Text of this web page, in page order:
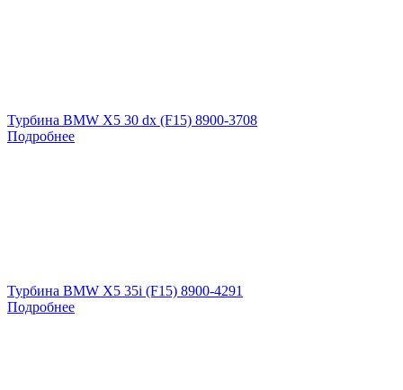
Турбина BMW X5 30 dx (F15) 8900-3708
Подробнее
Турбина BMW X5 35i (F15) 8900-4291
Подробнее